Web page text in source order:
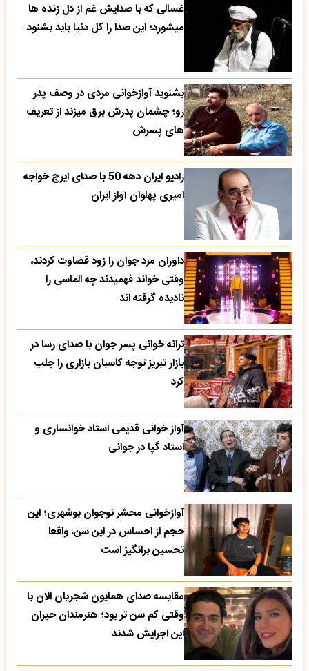
غسالی که با صدایش غم از دل زنده ها
میشورد؛ این صدا را کل دنیا باید بشنود
بشنوید آوازخوانی مردی در وصف پدر
رو؛ چشمان پدرش برق میزند از تعریف
های پسرش
رادیو ایران دهه 50 با صدای ایرج خواجه
امیری پهلوان آواز ایران
داوران مرد جوان را زود قضاوت کردند،
وقتی خواند فهمیدند چه الماسی را
نادیده گرفته اند
ترانه خوانی پسر جوان با صدای رسا در
بازار تبریز توجه کاسبان بازاری را جلب
کرد
آواز خوانی قدیمی استاد خوانساری و
استاد گپا در جوانی
آوازخوانی محشر نوجوان بوشهری؛ این
حجم از احساس در این سن، واقعا
تحسین‌ برانگیز است
مقایسه صدای همایون شجریان الان با
وقتی کم سن تر بود؛ هنرمندان حیران
این اجرایش شدند